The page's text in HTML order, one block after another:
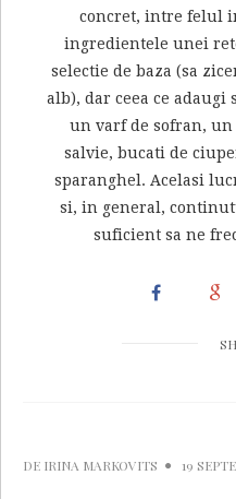
concret, intre felul
ingredientele unei
selectie de baza (sa
alb), dar ceea ce
un varf de sofran,
salvie, bucati de
sparanghel. Acelasi
si, in general,
suficient sa ne
DE IRINA MARKOVITS 19